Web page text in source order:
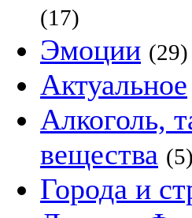
(17)
Эмоции (29)
Актуальное
Алкоголь,
вещества (5)
Города и